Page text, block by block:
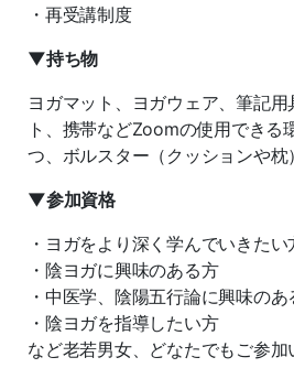
・再受講制度
▼持ち物
ヨガマット、ヨガウェア、筆記用
ト、携帯などZoomの使用できる
つ、ボルスター（クッションや枕）
▼参加資格
・ヨガをより深く学んでいきたい
・陰ヨガに興味のある方
・中医学、陰陽五行論に興味のあ
・陰ヨガを指導したい方
など老若男女、どなたでもご参加